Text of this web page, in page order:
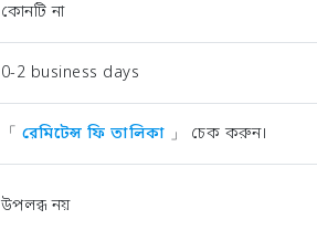
কোনটি না
0-2 business days
「 রেমিটেন্স ফি তালিকা 」 চেক করুন।
উপলব্ধ নয়